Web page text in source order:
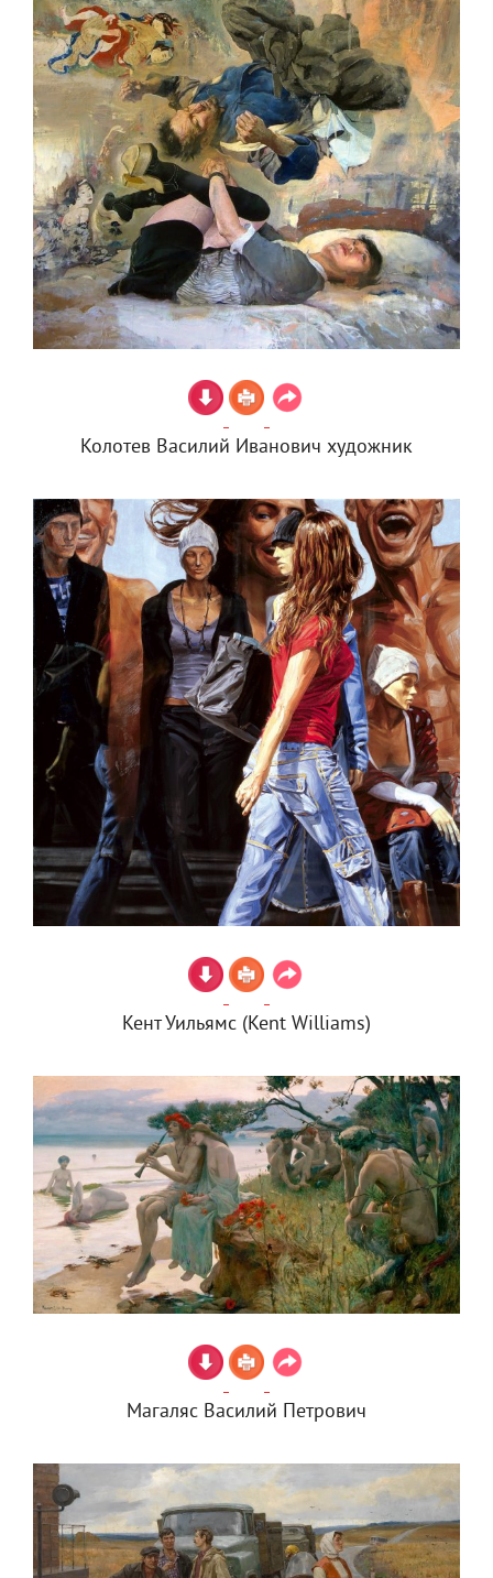
Колотев Василий Иванович художник
Кент Уильямс (Kent Williams)
Магаляс Василий Петрович